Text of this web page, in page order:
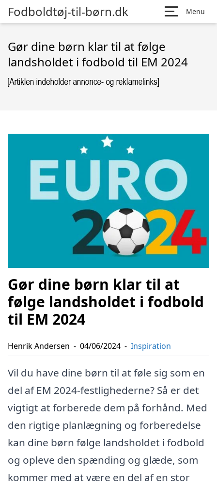
Fodboldtøj-til-børn.dk Menu
Gør dine børn klar til at følge
landsholdet i fodbold til EM 2024
Gør dine børn klar til at
følge landsholdet i fodbold
til EM 2024
Henrik Andersen - 04/06/2024 - Inspiration
Vil du have dine børn til at føle sig som en
del af EM 2024-festlighederne? Så er det
vigtigt at forberede dem på forhånd. Med
den rigtige planlægning og forberedelse
kan dine børn følge landsholdet i fodbold
og opleve den spænding og glæde, som
kommer med at være en del af en stor